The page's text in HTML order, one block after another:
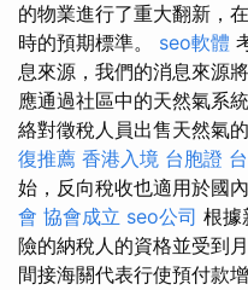
的物業進行了重大翻新，
時的預期標準。 seo軟體
息來源，我們的消息來源
應通過社區中的天然氣系
絡對徵稅人員出售天然氣
復推薦 香港入境 台胞證
始，反向稅收也適用於國
會 協會成立 seo公司 根據
險的納稅人的資格並受到
間接海關代表行使預付款